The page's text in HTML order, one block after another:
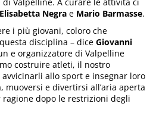
Elisabetta Negra e Mario Barmasse.
i più giovani, coloro che
disciplina – diceGiovanni
e organizzatore di Valpelline
costruire atleti, il nostro
allo sport e insegnar loro
muoversi e divertirsi all’aria aperta
dopo le restrizioni degli